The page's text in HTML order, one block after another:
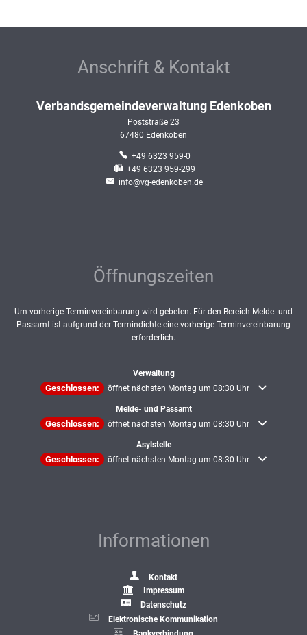
Anschrift & Kontakt
Verbandsgemeindeverwaltung Edenkoben
Poststraße 23
67480 Edenkoben
+49 6323 959-0
+49 6323 959-299
info@vg-edenkoben.de
Öffnungszeiten
Um vorherige Terminvereinbarung wird gebeten. Für den Bereich Melde- und
Passamt ist aufgrund der Termindichte eine vorherige Terminvereinbarung
erforderlich.
Verwaltung
Klicken, um weitere Öffnungs- oder Schließzeiten auszublenden
Geschlossen: öffnet nächsten Montag um 08:30 Uhr
Melde- und Passamt
Klicken, um weitere Öffnungs- oder Schließzeiten auszublenden
Geschlossen: öffnet nächsten Montag um 08:30 Uhr
Asylstelle
Klicken, um weitere Öffnungs- oder Schließzeiten auszublenden
Geschlossen: öffnet nächsten Montag um 08:30 Uhr
Informationen
Kontakt
Impressum
Datenschutz
Elektronische Kommunikation